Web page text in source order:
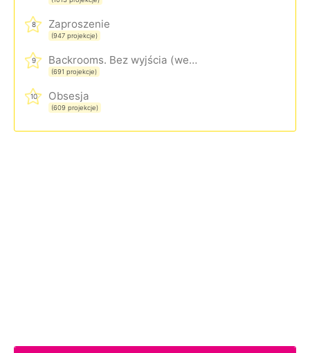
8 Zaproszenie
(947 projekcje)
9 Backrooms. Bez wyjścia (wersja rozszerzona)
(691 projekcje)
10 Obsesja
(609 projekcje)